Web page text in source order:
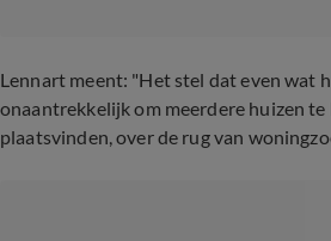
Lennart meent: "Het stel dat even wat
onaantrekkelijk om meerdere huizen
plaatsvinden, over de rug van